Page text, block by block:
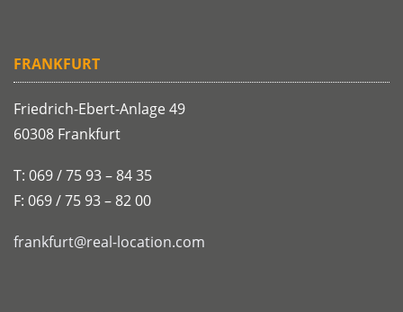
FRANKFURT
Friedrich-Ebert-Anlage 49
60308 Frankfurt
T: 069 / 75 93 – 84 35
F: 069 / 75 93 – 82 00
frankfurt@real-location.com